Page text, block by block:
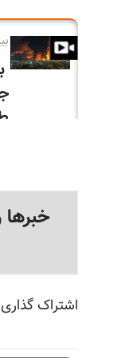
خبرها
اشتراک